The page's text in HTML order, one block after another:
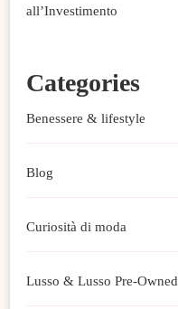
all’Investimento
Categories
Benessere & lifestyle
Blog
Curiosità di moda
Lusso & Lusso Pre-Owned